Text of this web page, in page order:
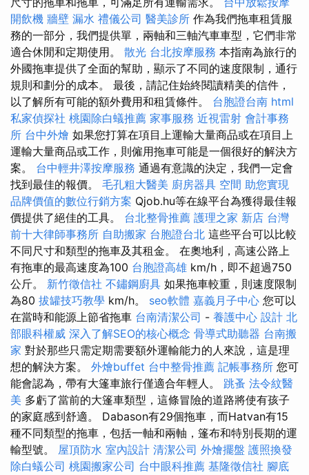
開飲機 牆壁 漏水 禮儀公司 醫美診所 作為我們拖車租賃服
務的一部分，我們提供單，兩軸和三軸汽車車型，它們非常
適合休閒和定期使用。 散光 台北按摩服務 本指南為旅行的
外國拖車提供了全面的幫助，顯示了不同的速度限制，通行
規則和劃分的成本。 最後，請記住始終閱讀精美的信件，
以了解所有可能的額外費用和租賃條件。 台胞證台南 html
私家偵探社 桃園除白蟻推薦 家事服務 近視雷射 會計事務
所 台中外燴 如果您打算在項目上運輸大量商品或在項目上
運輸大量商品或工作，則僱用拖車可能是一個很好的解決方
案。 台中輕井澤按摩服務 通過有意識的決定，我們一定會
找到最佳的報價。 毛孔粗大醫美 廚房器具 空間 助您實現
品牌價值的數位行銷方案 Qjob.hu等在線平台為獲得最佳報
價提供了絕佳的工具。 台北整骨推薦 護理之家 新店 台灣
前十大律師事務所 自助搬家 台胞證台北 這些平台可以比較
不同尺寸和類型的拖車及其租金。 在奧地利，高速公路上
有拖車的最高速度為100 台胞證高雄 km/h，即不超過750
公斤。 新竹徵信社 不鏽鋼廚具 如果拖車較重，則速度限制
為80 拔罐技巧教學 km/h。 seo軟體 嘉義月子中心 您可以
在當時和能源上節省拖車 台南清潔公司 - 養護中心 設計 北
部眼科權威 深入了解SEO的核心概念 骨導式助聽器 台南搬
家 對於那些只需定期需要額外運輸能力的人來說，這是理
想的解決方案。 外燴buffet 台中整骨推薦 記帳事務所 您可
能會認為，帶有大篷車旅行僅適合年輕人。 跳蚤 法令紋醫
美 多虧了當前的大篷車類型，這條冒險的道路將使有孩子
的家庭感到舒適。 Dabason有29個拖車，而Hatvan有15
種不同類型的拖車，包括一軸和兩軸，篷布和特別長期的運
輸型號。 屋頂防水 室內設計 清潔公司 外燴擺盤 護照換發
除白蟻公司 桃園搬家公司 台中眼科推薦 基隆徵信社 腳底